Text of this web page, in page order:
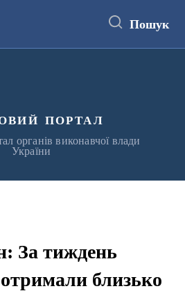
Пошук
портал
органів виконавчої влади
України
За тиждень
близько